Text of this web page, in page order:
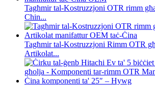
Tagħmir tal-Kostruzzjoni OTR rimm
Chin...
Tagħmir tal-Kostruzzjoni Rimm OTR
Artikolat...